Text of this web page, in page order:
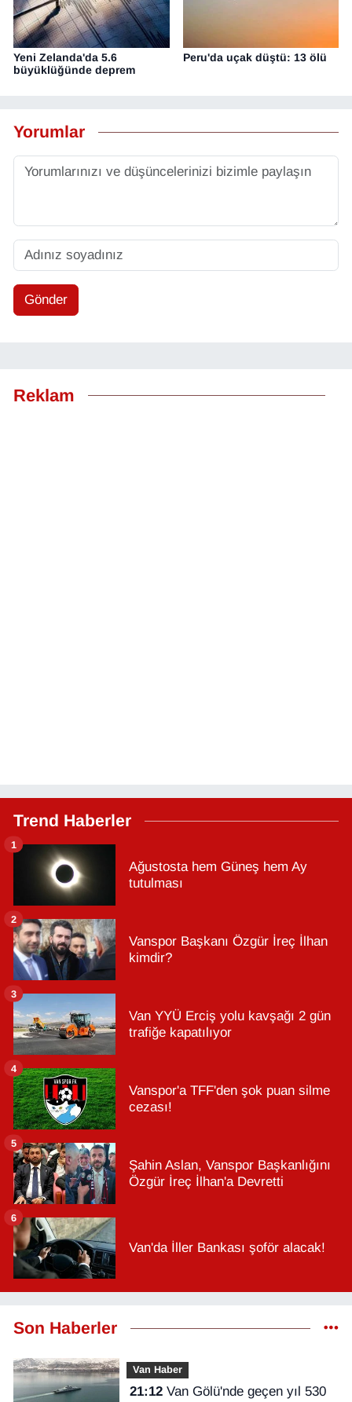
Yeni Zelanda'da 5.6
büyüklüğünde deprem
Peru'da uçak düştü: 13 ölü
Yorumlar
Gönder
Reklam
Trend Haberler
Ağustosta hem Güneş hem Ay
tutulması
1
Vanspor Başkanı Özgür İreç İlhan
kimdir?
2
Van YYÜ Erciş yolu kavşağı 2 gün
trafiğe kapatılıyor
3
Vanspor'a TFF'den şok puan silme
cezası!
4
Şahin Aslan, Vanspor Başkanlığını
Özgür İreç İlhan'a Devretti
5
Van'da İller Bankası şoför alacak!
6
Son Haberler
Van Haber
21:12Van Gölü'nde geçen yıl 530